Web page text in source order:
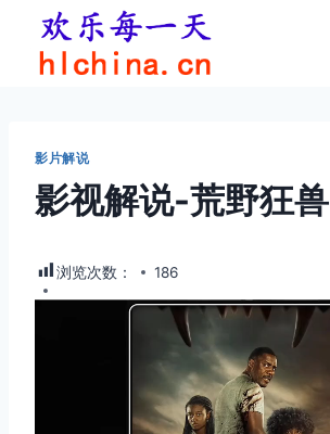
影片解说
影视解说-荒野狂兽
浏览次数： 186